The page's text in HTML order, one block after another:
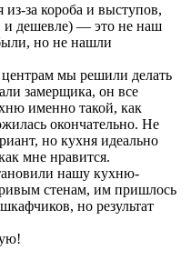
за короба и выступов,
и дешевле) — это не наш
но не нашли
мы решили делать
замерщика, он все
именно такой, как
окончательно. Не
но кухня идеально
мне нравится.
нашу кухню-
стенам, им пришлось
но результат